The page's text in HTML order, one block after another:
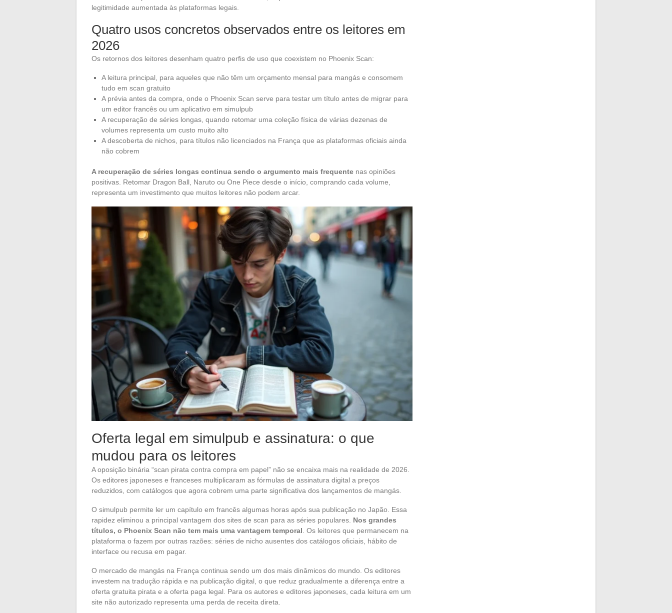
legitimidade aumentada às plataformas legais.
Quatro usos concretos observados entre os leitores em
2026
Os retornos dos leitores desenham quatro perfis de uso que coexistem no Phoenix Scan:
A leitura principal, para aqueles que não têm um orçamento mensal para mangás e consomem
tudo em scan gratuito
A prévia antes da compra, onde o Phoenix Scan serve para testar um título antes de migrar para
um editor francês ou um aplicativo em simulpub
A recuperação de séries longas, quando retomar uma coleção física de várias dezenas de
volumes representa um custo muito alto
A descoberta de nichos, para títulos não licenciados na França que as plataformas oficiais ainda
não cobrem
A recuperação de séries longas continua sendo o argumento mais frequente nas opiniões
positivas. Retomar Dragon Ball, Naruto ou One Piece desde o início, comprando cada volume,
representa um investimento que muitos leitores não podem arcar.
Oferta legal em simulpub e assinatura: o que
mudou para os leitores
A oposição binária “scan pirata contra compra em papel” não se encaixa mais na realidade de 2026.
Os editores japoneses e franceses multiplicaram as fórmulas de assinatura digital a preços
reduzidos, com catálogos que agora cobrem uma parte significativa dos lançamentos de mangás.
O simulpub permite ler um capítulo em francês algumas horas após sua publicação no Japão. Essa
rapidez eliminou a principal vantagem dos sites de scan para as séries populares. Nos grandes
títulos, o Phoenix Scan não tem mais uma vantagem temporal . Os leitores que permanecem na
plataforma o fazem por outras razões: séries de nicho ausentes dos catálogos oficiais, hábito de
interface ou recusa em pagar.
O mercado de mangás na França continua sendo um dos mais dinâmicos do mundo. Os editores
investem na tradução rápida e na publicação digital, o que reduz gradualmente a diferença entre a
oferta gratuita pirata e a oferta paga legal. Para os autores e editores japoneses, cada leitura em um
site não autorizado representa uma perda de receita direta.